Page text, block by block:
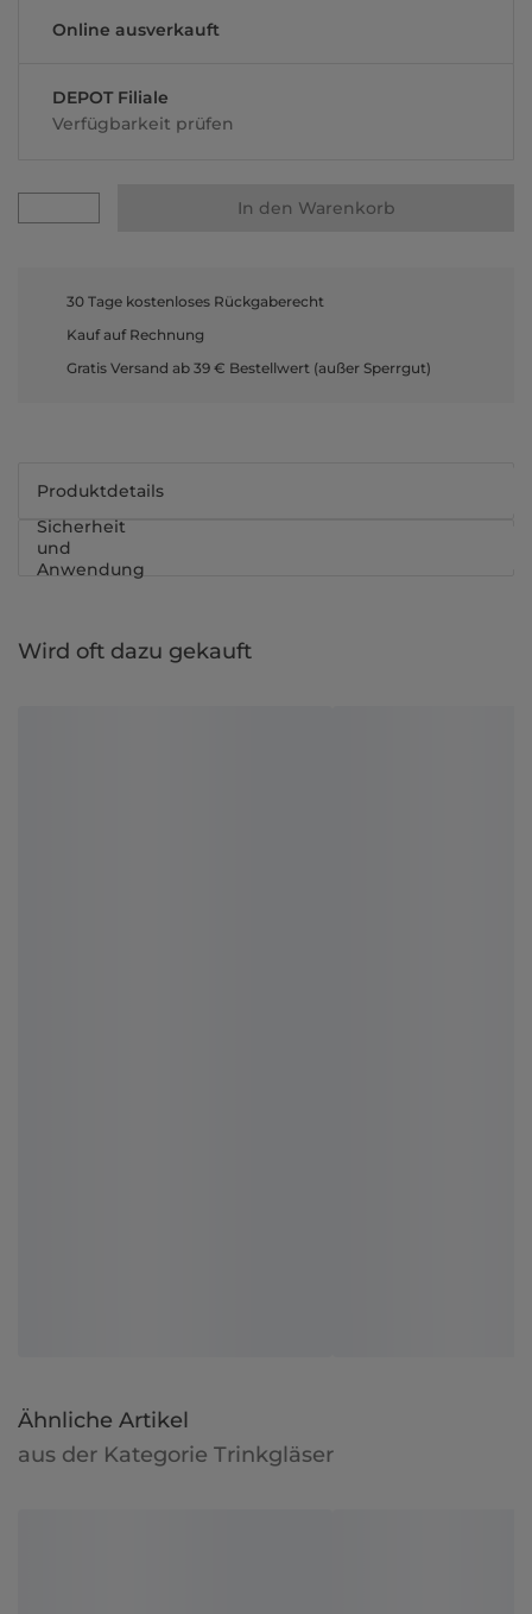
Online ausverkauft
DEPOT Filiale
Verfügbarkeit prüfen
In den Warenkorb
30 Tage kostenloses Rückgaberecht
Kauf auf Rechnung
Gratis Versand ab 39 € Bestellwert (außer Sperrgut)
Produktdetails
Sicherheit
und
Anwendung
Wird oft dazu gekauft
Ähnliche Artikel
aus der Kategorie Trinkgläser